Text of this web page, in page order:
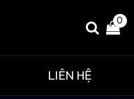
0
LIÊN HỆ